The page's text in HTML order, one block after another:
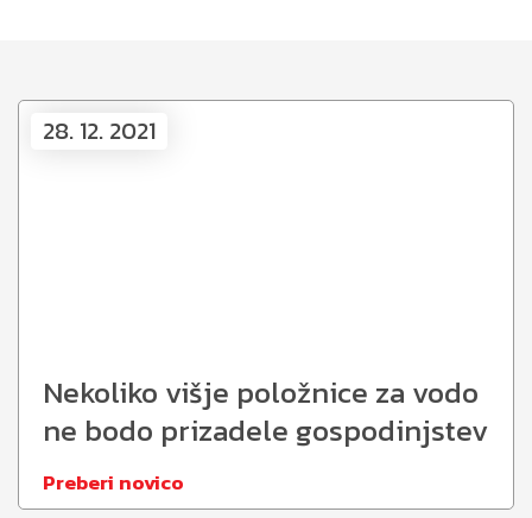
28. 12. 2021
Nekoliko višje položnice za vodo
ne bodo prizadele gospodinjstev
Preberi novico